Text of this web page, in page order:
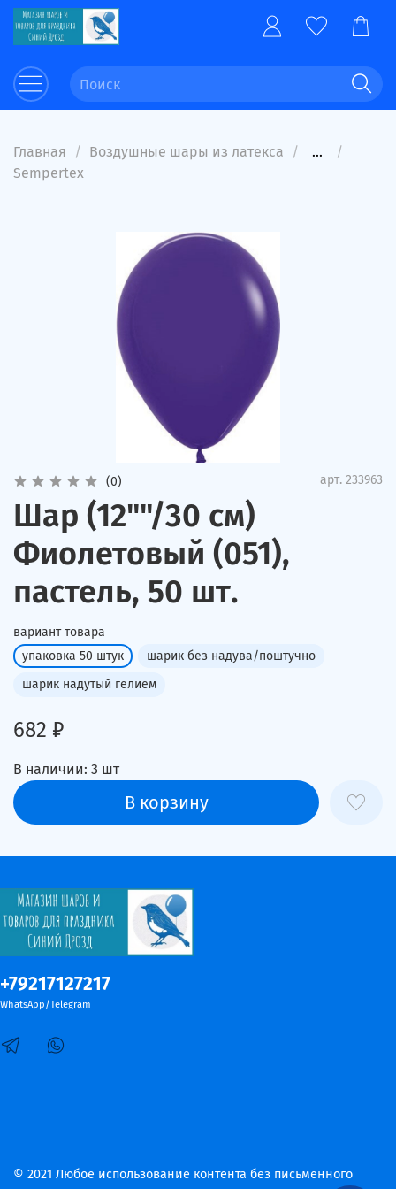
Главная Воздушные шары из латекса
...
Sempertex
(0) арт. 233963
Шар (12""/30 см)
Фиолетовый (051),
пастель, 50 шт.
вариант товара
упаковка 50 штук
шарик без надува/поштучно
шарик надутый гелием
682 ₽
В наличии: 3 шт
В корзину
+79217127217
WhatsApp/Telegram
© 2021 Любое использование контента без письменного